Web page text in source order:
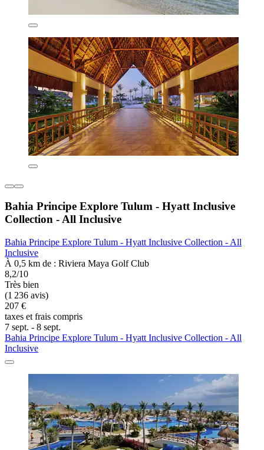
Bahia Principe Explore Tulum - Hyatt Inclusive
Collection - All Inclusive
Bahia Principe Explore Tulum - Hyatt Inclusive Collection - All
Inclusive
À 0,5 km de : Riviera Maya Golf Club
8,2/10
Très bien
(1 236 avis)
207 €
taxes et frais compris
7 sept. - 8 sept.
Bahia Principe Explore Tulum - Hyatt Inclusive Collection - All
Inclusive